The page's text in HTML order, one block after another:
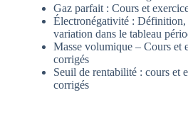
Gaz parfait : Cours et
Électronégativité : Définition,
variation dans le tableau
Masse volumique – Cours et
corrigés
Seuil de rentabilité : cours et
corrigés